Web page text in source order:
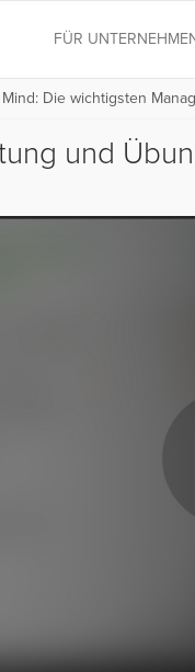
FÜR
Die wichtigsten
und